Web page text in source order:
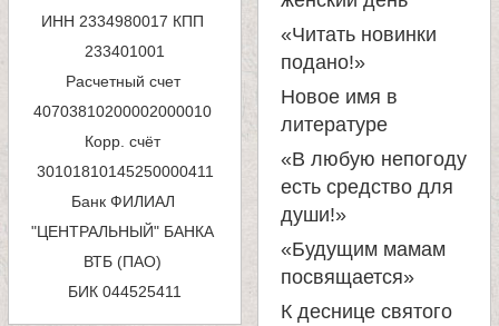
ИНН 2334980017 КПП
233401001
Расчетный счет
40703810200002000010
Корр. счёт
Банк ФИЛИАЛ
"ЦЕНТРАЛЬНЫЙ" БАНКА
ВТБ (ПАО)
БИК 044525411
п
о
и
с
к
а
«Читать новинки
подано!»
Новое имя в
литературе
«В любую непогоду
есть средство для
души!»
«Будущим мамам
посвящается»
К деснице святого